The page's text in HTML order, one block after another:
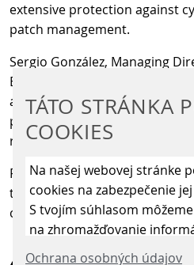
TÁTO STRÁNKA
COOKIES
Na našej webovej stránke
cookies na zabezpečenie
S tvojím súhlasom
na zhromažďovanie
stránky, aby sme ju mohli
Ochrana osobných údajov
extensive protection against
patch management.
Sergio González, Managing
Bachmann Ibérica, has
are very proud of the trust that
placed in us, and we hope to
relationship for both parties
From Scheidt & Bachmann
this magnificent news to wish
continue to be available